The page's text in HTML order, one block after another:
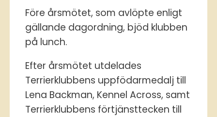
Före årsmötet, som avlöpte enligt
gällande dagordning, bjöd klubben
på lunch.
Efter årsmötet utdelades
Terrierklubbens uppfödarmedalj till
Lena Backman, Kennel Across, samt
Terrierklubbens förtjänsttecken till